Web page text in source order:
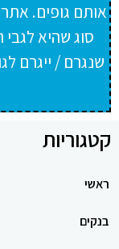
אותם גופים.
סוג שהיא
שנגרם / ייגרם
קטגוריות
ראשי
בנקים